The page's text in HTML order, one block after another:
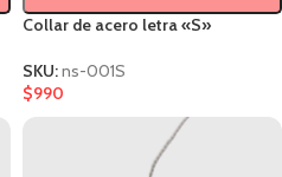
Collar de acero letra «S»
SKU:ns-001S
$990